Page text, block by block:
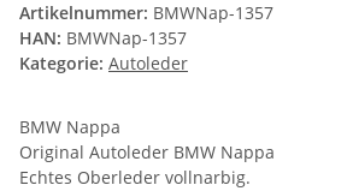
Artikelnummer: BMWNap-1357
HAN: BMWNap-1357
Kategorie: Autoleder
BMW Nappa
Original Autoleder BMW Nappa
Echtes Oberleder vollnarbig.